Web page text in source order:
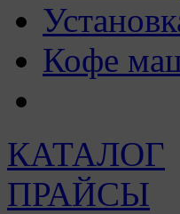
Кофе
КАТАЛОГ
ПРАЙСЫ